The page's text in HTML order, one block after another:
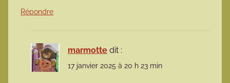
Répondre
marmotte dit :
17 janvier 2025 à 20 h 23 min